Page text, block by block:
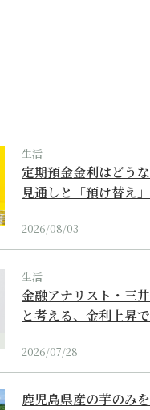
生活
定期預金金利はどう
見通しと「預け替え
2026/08/03
生活
金融アナリスト・三
と考える、金利上昇
2026/07/28
鹿児島県産の芋のみ